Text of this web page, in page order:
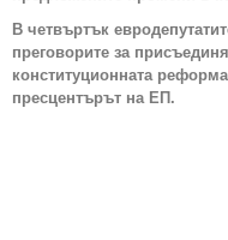
В четвъртък
преговорите за
конституционната
пресцентърът на ЕП.